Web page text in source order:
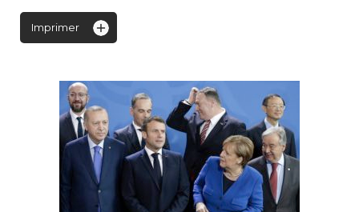
Imprimer